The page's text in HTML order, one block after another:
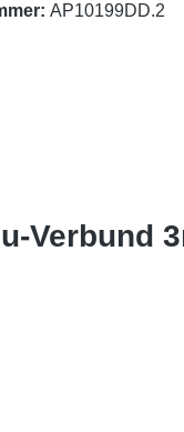
AP10199DD.2
Verbund